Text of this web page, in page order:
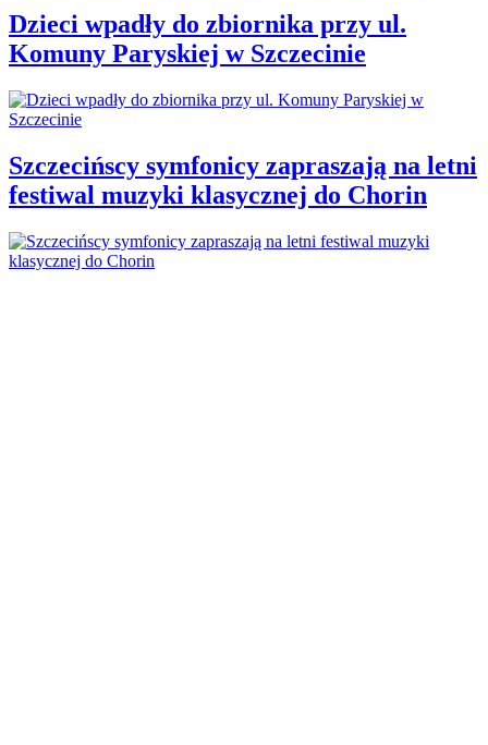
Dzieci wpadły do zbiornika przy ul.
Komuny Paryskiej w Szczecinie
Szczecińscy symfonicy zapraszają na letni
festiwal muzyki klasycznej do Chorin